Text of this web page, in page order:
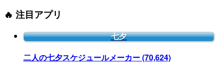
🔥 注目アプリ
七夕
二人の七夕スケジュールメーカー(70,624)